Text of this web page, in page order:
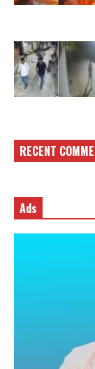
RECENT
Ads